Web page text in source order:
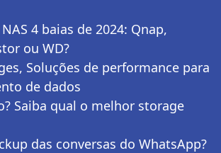
4 baias de 2024: Qnap,
ou WD?
Soluções de performance para
de dados
Saiba qual o melhor storage
das conversas do WhatsApp?